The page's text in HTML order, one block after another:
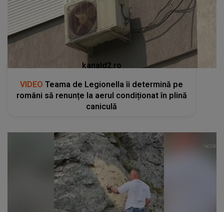
kanald2.ro
VIDEO Teama de Legionella îi determină pe
români să renunțe la aerul condiționat în plină
caniculă